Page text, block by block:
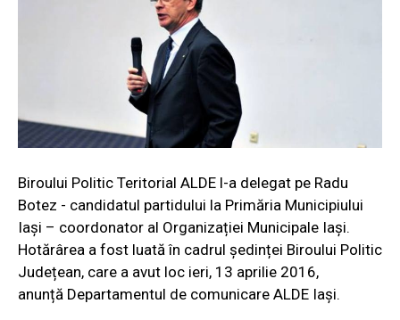
Biroului Politic Teritorial ALDE l-a delegat pe Radu
Botez - candidatul partidului la Primăria Municipiului
Iași – coordonator al Organizației Municipale Iași.
Hotărârea a fost luată în cadrul ședinței Biroului Politic
Județean, care a avut loc ieri, 13 aprilie 2016,
anunță Departamentul de comunicare ALDE Iași.